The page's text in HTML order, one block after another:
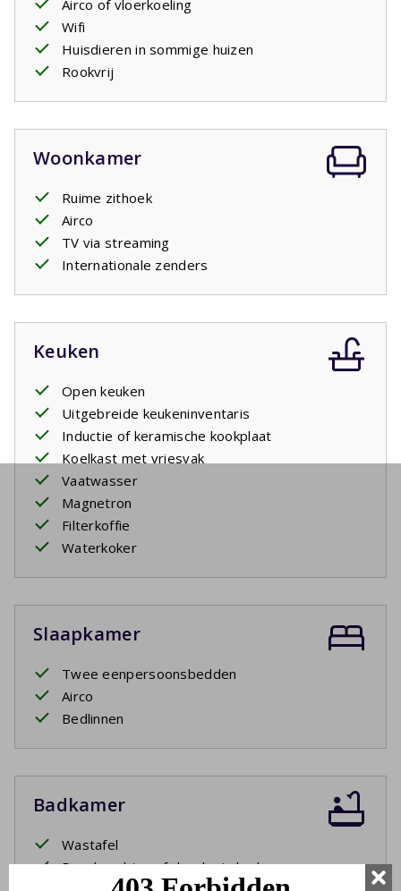
genieten.Airco of vloerkoeling
Wifi
Huisdieren in sommige huizen
Rookvrij
Woonkamer
Ruime zithoek
Airco
TV via streaming
Internationale zenders
Keuken
Open keuken
Uitgebreide keukeninventaris
Inductie of keramische kookplaat
Koelkast met vriesvak
Vaatwasser
Magnetron
Filterkoffie
Waterkoker
Slaapkamer
Twee eenpersoonsbedden
Airco
Bedlinnen
Badkamer
Wastafel
Douchecabine of douche in bad